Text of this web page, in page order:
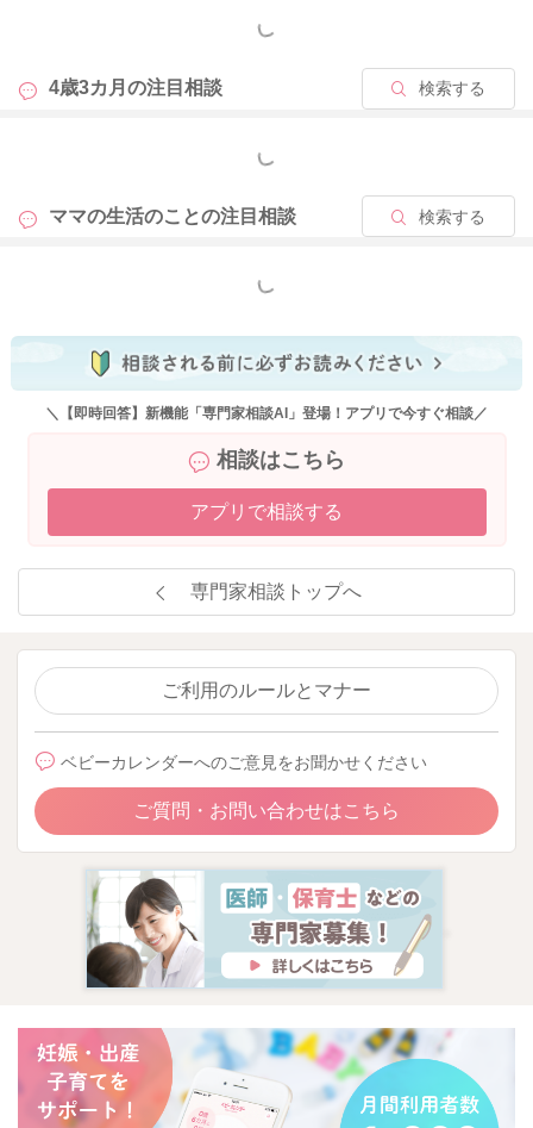
もっと見る
4歳3カ月の注目相談 検索する
もっと見る
ママの生活のことの注目相談 検索する
もっと見る
＼【即時回答】新機能「専門家相談AI」登場！アプリで今すぐ相談／
相談はこちら
アプリで相談する
専門家相談トップへ
ご利用のルールとマナー
ベビーカレンダーへのご意見をお聞かせください
ご質問・お問い合わせはこちら